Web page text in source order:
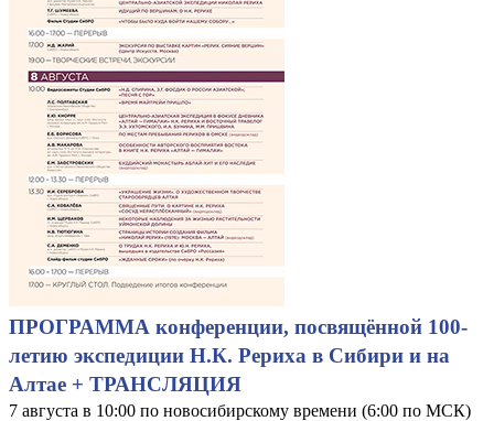
ПРОГРАММА конференции, посвящённой 100-
летию экспедиции Н.К. Рериха в Сибири и на
Алтае + ТРАНСЛЯЦИЯ
7 августа в 10:00 по новосибирскому времени (6:00 по МСК)